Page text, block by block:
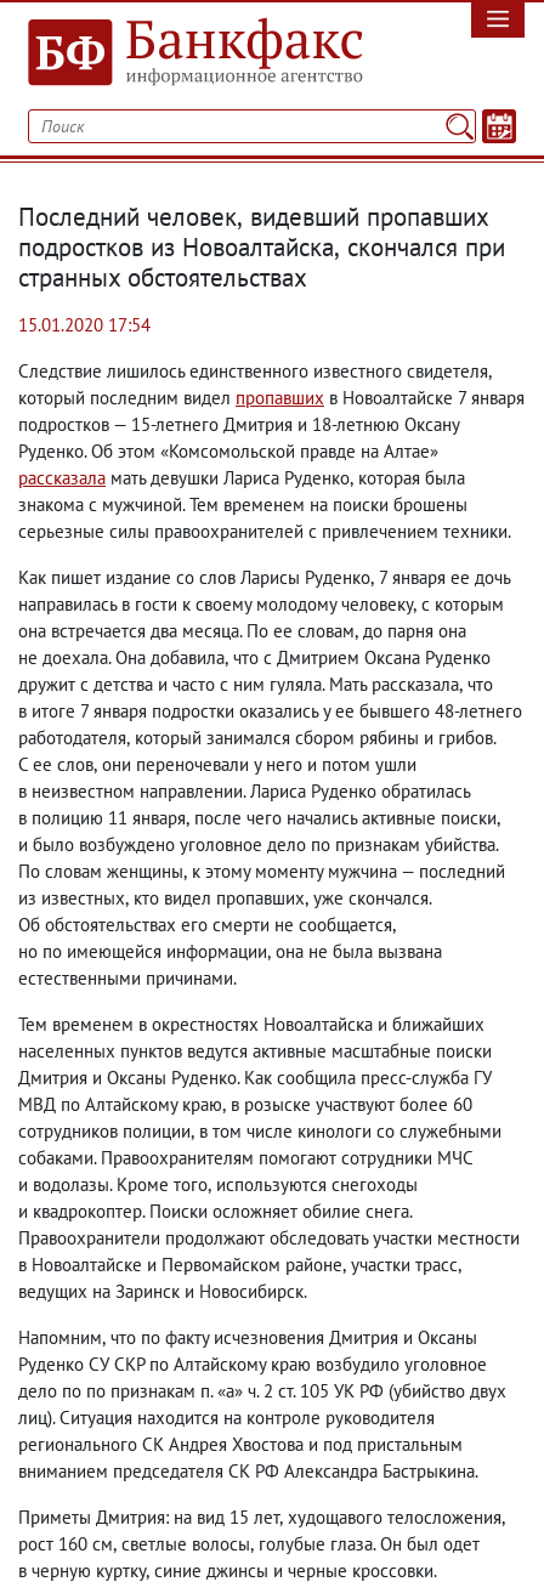
Последний человек, видевший пропавших
подростков из Новоалтайска, скончался при
странных обстоятельствах
15.01.2020 17:54
Следствие лишилось единственного известного свидетеля,
который последним видел пропавших в Новоалтайске 7 января
подростков — 15-летнего Дмитрия и 18-летнюю Оксану
Руденко. Об этом «Комсомольской правде на Алтае»
рассказала мать девушки Лариса Руденко, которая была
знакома с мужчиной. Тем временем на поиски брошены
серьезные силы правоохранителей с привлечением техники.
Как пишет издание со слов Ларисы Руденко, 7 января ее дочь
направилась в гости к своему молодому человеку, с которым
она встречается два месяца. По ее словам, до парня она
не доехала. Она добавила, что с Дмитрием Оксана Руденко
дружит с детства и часто с ним гуляла. Мать рассказала, что
в итоге 7 января подростки оказались у ее бывшего 48-летнего
работодателя, который занимался сбором рябины и грибов.
С ее слов, они переночевали у него и потом ушли
в неизвестном направлении. Лариса Руденко обратилась
в полицию 11 января, после чего начались активные поиски,
и было возбуждено уголовное дело по признакам убийства.
По словам женщины, к этому моменту мужчина — последний
из известных, кто видел пропавших, уже скончался.
Об обстоятельствах его смерти не сообщается,
но по имеющейся информации, она не была вызвана
естественными причинами.
Тем временем в окрестностях Новоалтайска и ближайших
населенных пунктов ведутся активные масштабные поиски
Дмитрия и Оксаны Руденко. Как сообщила пресс-служба ГУ
МВД по Алтайскому краю, в розыске участвуют более 60
сотрудников полиции, в том числе кинологи со служебными
собаками. Правоохранителям помогают сотрудники МЧС
и водолазы. Кроме того, используются снегоходы
и квадрокоптер. Поиски осложняет обилие снега.
Правоохранители продолжают обследовать участки местности
в Новоалтайске и Первомайском районе, участки трасс,
ведущих на Заринск и Новосибирск.
Напомним, что по факту исчезновения Дмитрия и Оксаны
Руденко СУ СКР по Алтайскому краю возбудило уголовное
дело по по признакам п. «а» ч. 2 ст. 105 УК РФ (убийство двух
лиц). Ситуация находится на контроле руководителя
регионального СК Андрея Хвостова и под пристальным
вниманием председателя СК РФ Александра Бастрыкина.
Приметы Дмитрия: на вид 15 лет, худощавого телосложения,
рост 160 см, светлые волосы, голубые глаза. Он был одет
в черную куртку, синие джинсы и черные кроссовки.